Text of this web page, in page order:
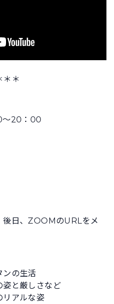
＊＊
～20：00
日、ZOOMのURLをメ
ンの生活
と厳しさなど
リアルな姿